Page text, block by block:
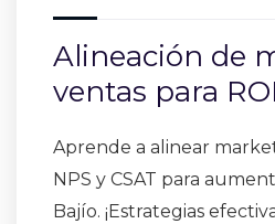
Alineación de
ventas para
Aprende a alinear
NPS y CSAT para
Bajío. ¡Estrategias